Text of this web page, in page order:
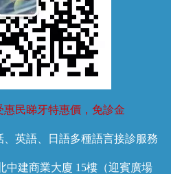
民睇牙特惠價，免診金
英語、日語多種語言接診服務
中建商業大廈 15樓（迎賓廣場